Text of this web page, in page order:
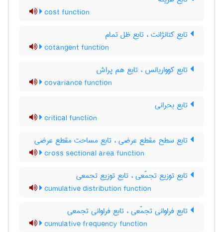
cost function
تابع کتانژانت ، تابع ظل تمام
cotangent function
تابع کوواریانس ، تابع هم پراش
covariance function
تابع بحرانی
critical function
تابع سطح مقطع عرضی ، تابع مساحت مقطع عرضی
cross sectional area function
تابع توزیع تجمّعی ، تابع توزیع تجمعی
cumulative distribution function
تابع فراوانی تجمّعی ، تابع فراوانی تجمعی
cumulative frequency function